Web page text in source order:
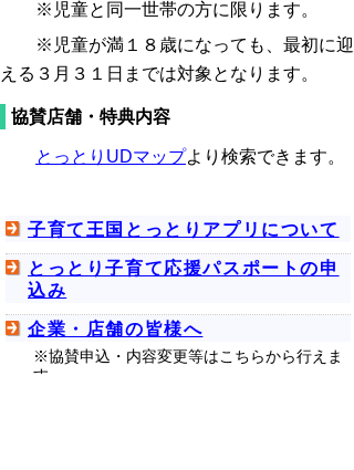
※児童と同一世帯の方に限ります。
※児童が満１８歳になっても、最初に迎
える３月３１日までは対象となります。
協賛店舗・特典内容
とっとりUDマップより検索できます。
子育て王国とっとりアプリについて
とっとり子育て応援パスポートの申
込み
企業・店舗の皆様へ
※協賛申込・内容変更等はこちらから行えま
す。